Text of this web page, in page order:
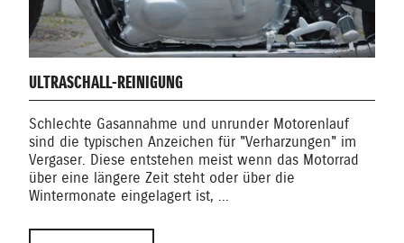
ULTRASCHALL-REINIGUNG
Schlechte Gasannahme und unrunder Motorenlauf
sind die typischen Anzeichen für "Verharzungen" im
Vergaser. Diese entstehen meist wenn das Motorrad
über eine längere Zeit steht oder über die
Wintermonate eingelagert ist, ...